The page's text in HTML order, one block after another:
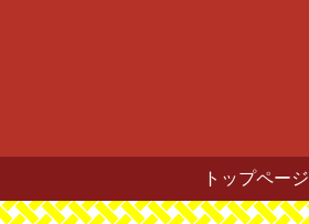
トップページ